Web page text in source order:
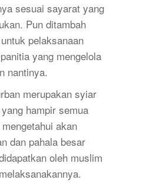
sesuai sayarat yang
Pun ditambah
pelaksanaan
yang mengelola
nantinya.
merupakan syiar
hampir semua
akan
dan pahala besar
oleh muslim